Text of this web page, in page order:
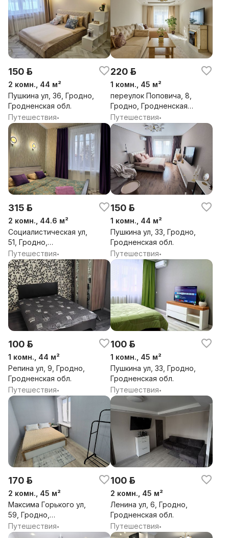
150 р.
2 комн., 44 м²
Пушкина ул, 36, Гродно,
Гродненская обл.
Путешествия•
220 р.
1 комн., 45 м²
переулок Поповича, 8,
Гродно, Гродненская
обл.
Путешествия•
315 р.
2 комн., 44.6 м²
Социалистическая ул,
51, Гродно,
Гродненская обл.
Путешествия•
150 р.
1 комн., 44 м²
Пушкина ул, 33, Гродно,
Гродненская обл.
Путешествия•
100 р.
1 комн., 44 м²
Репина ул, 9, Гродно,
Гродненская обл.
Путешествия•
100 р.
1 комн., 45 м²
Пушкина ул, 33, Гродно,
Гродненская обл.
Путешествия•
170 р.
2 комн., 45 м²
Максима Горького ул,
59, Гродно,
Гродненская обл.
Путешествия•
100 р.
2 комн., 45 м²
Ленина ул, 6, Гродно,
Гродненская обл.
Путешествия•